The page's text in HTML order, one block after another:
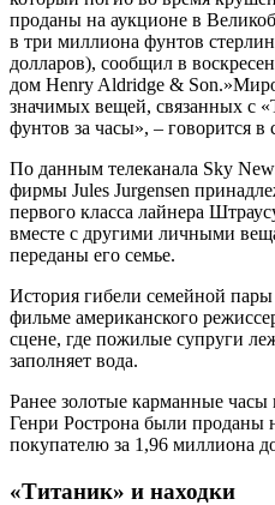
проданы на аукционе в
в три миллиона фунтов
долларов), сообщил в
дом Henry Aldridge &
значимых вещей, связанных с
фунтов за часы», – говорится
По данным телеканала Sky
фирмы Jules Jurgensen
первого класса лайнера
вместе с другими личными
переданы его семье.
История гибели семейной
фильме американского
сцене, где пожилые супруги
заполняет вода.
Ранее золотые карманные
Генри Рострона были проданы
покупателю за 1,96 миллиона
«Титаник» и находки